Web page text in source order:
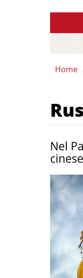
Home
Nel
cinese